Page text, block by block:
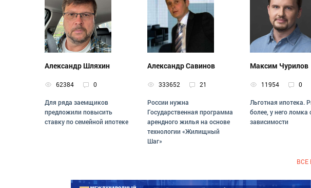
Александр Шляхин
62384 0
Для ряда заемщиков
предложили повысить
ставку по семейной ипотеке
Александр Савинов
333652 21
России нужна
Государственная программа
арендного жилья на основе
технологии «Жилищный
Шаг»
Максим Чурилов
11954 0
Льготная ипотека.
более, у него ломка
зависимости
ВСЕ